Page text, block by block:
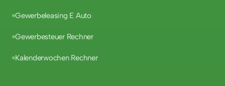
Gewerbeleasing E Auto
Gewerbesteuer Rechner
Kalenderwochen Rechner